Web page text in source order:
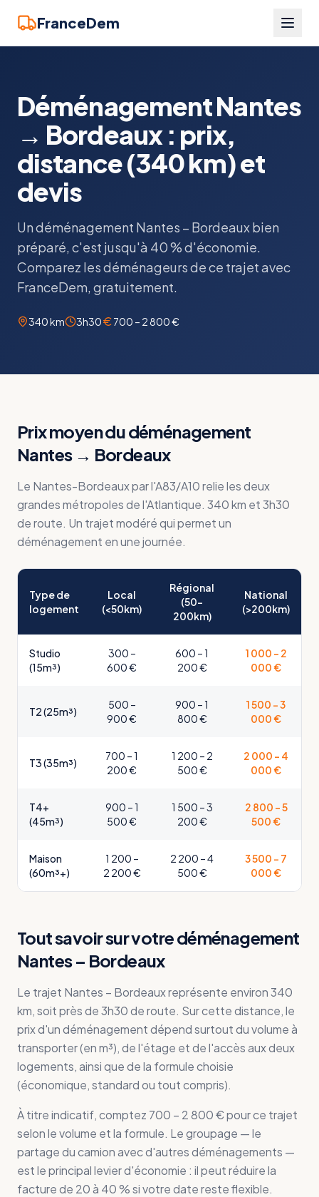
FranceDem
Déménagement Nantes
→ Bordeaux : prix,
distance (340 km) et
devis
Un déménagement Nantes – Bordeaux bien
préparé, c'est jusqu'à 40 % d'économie.
Comparez les déménageurs de ce trajet avec
FranceDem, gratuitement.
340 km 3h30 700 – 2 800 €
Prix moyen du déménagement
Nantes→ Bordeaux
Le Nantes-Bordeaux par l'A83/A10 relie les deux
grandes métropoles de l'Atlantique. 340 km et 3h30
de route. Un trajet modéré qui permet un
déménagement en une journée.
Type de
logement
Local
(<50km)
Régional
(50-
200km)
National
(>200km)
Studio
(15m³)
300 –
600 €
600 – 1
200 €
1 000 – 2
000 €
T2 (25m³)
500 –
900 €
900 – 1
800 €
1 500 – 3
000 €
T3 (35m³)
700 – 1
200 €
1 200 – 2
500 €
2 000 – 4
000 €
T4+
(45m³)
900 – 1
500 €
1 500 – 3
200 €
2 800 – 5
500 €
Maison
(60m³+)
1 200 –
2 200 €
2 200 – 4
500 €
3 500 – 7
000 €
Tout savoir sur votre déménagement
Nantes – Bordeaux
Le trajet Nantes – Bordeaux représente environ 340
km, soit près de 3h30 de route. Sur cette distance, le
prix d'un déménagement dépend surtout du volume à
transporter (en m³), de l'étage et de l'accès aux deux
logements, ainsi que de la formule choisie
(économique, standard ou tout compris).
À titre indicatif, comptez 700 – 2 800 € pour ce trajet
selon le volume et la formule. Le groupage — le
partage du camion avec d'autres déménagements —
est le principal levier d'économie : il peut réduire la
facture de 20 à 40 % si votre date reste flexible.